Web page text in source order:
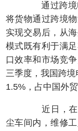
通过跨境电商
将货物通过跨境
实现交易后，从
模式既有利于满
口效率和市场竞
三季度，我国跨
1.5%，占中国外
近日，在天
尘车间内，维修